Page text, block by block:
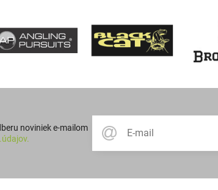
noviniek e-mailom